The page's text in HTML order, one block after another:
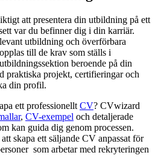
att presentera din utbildning på ett
var du befinner dig i din karriär.
utbildning och överförbara
till de krav som ställs i
beroende på din
praktiska projekt, certifieringar och
din profil.
ett professionellt CV? CVwizard
, CV-exempel och detaljerade
kan guida dig genom processen.
skapa ett säljande CV anpassat för
som arbetar med rekryteringen